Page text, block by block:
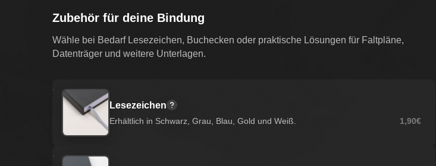
Zubehör für deine Bindung
Wähle bei Bedarf Lesezeichen, Buchecken oder praktische Lösungen für Faltpläne,
Datenträger und weitere Unterlagen.
Lesezeichen
Erhältlich in Schwarz, Grau, Blau, Gold und Weiß. 1,90€